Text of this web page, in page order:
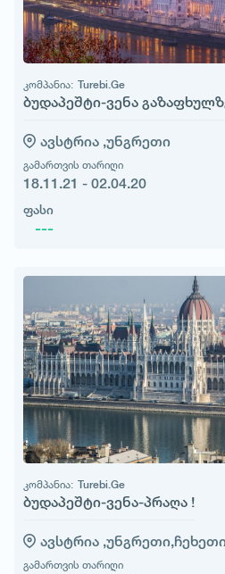
კომპანია: Turebi.Ge
ბუდაპეშტი-ვენა
ავსტრია ,უნგრეთი
გამართვის თარიღი
18.11.21 - 02.04.20
ფასი
---
კომპანია: Turebi.Ge
ბუდაპეშტი-ვენა-პრაღა !
ავსტრია ,უნგრეთი,
გამართვის თარიღი